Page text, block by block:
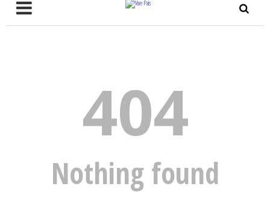
404
Nothing found